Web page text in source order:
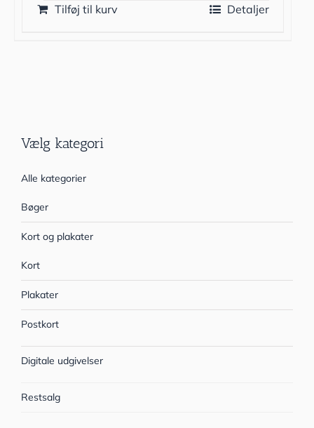
Tilføj til kurv Detaljer
Vælg kategori
Alle kategorier
Bøger
Kort og plakater
Kort
Plakater
Postkort
Digitale udgivelser
Restsalg